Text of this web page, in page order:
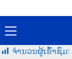
ຈໍານວນຜູ້ເຂົ້າຊົມ: